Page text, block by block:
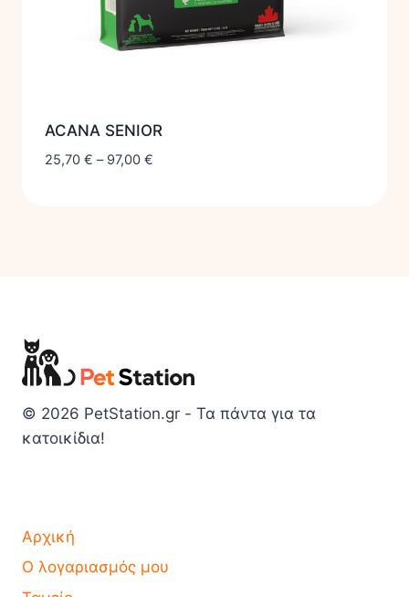
ACANA SENIOR
25,70 € – 97,00 €
© 2026 PetStation.gr - Τα πάντα για τα
κατοικίδια!
Αρχική
Ο λογαριασμός μου